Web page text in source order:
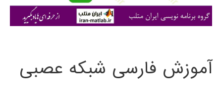
ی
آموزش فارسی شبکه عصبی